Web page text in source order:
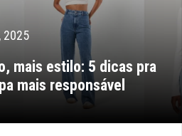
2025
mais estilo: 5 dicas pra
mais responsável